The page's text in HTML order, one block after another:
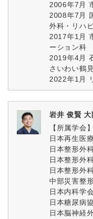
2006年7月
2008年7月
外科・リハ
2017年1月
ーション科
2019年4月
さいわい鶴
2022年1月
岩井 俊賢 大
【所属学会】
日本再生医
日本整形外
日本整形外
日本整形外
中部災害整
日本内科学会
日本糖尿病
日本脳神経